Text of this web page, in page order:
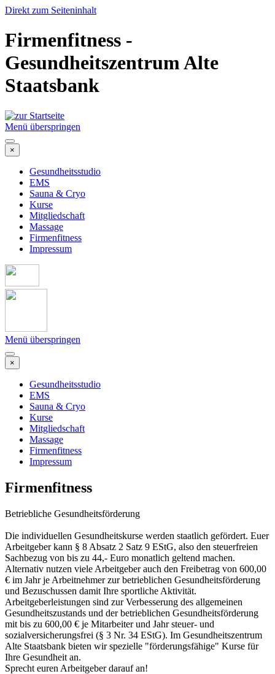
Direkt zum Seiteninhalt
Firmenfitness -
Gesundheitszentrum Alte
Staatsbank
Menü überspringen
×
Gesundheitsstudio
EMS
Sauna & Cryo
Kurse
Mitgliedschaft
Massage
Firmenfitness
Impressum
Menü überspringen
×
Gesundheitsstudio
EMS
Sauna & Cryo
Kurse
Mitgliedschaft
Massage
Firmenfitness
Impressum
Firmenfitness
Betriebliche Gesundheitsförderung
Die individuellen Gesundheitskurse werden staatlich gefördert. Euer
Arbeitgeber kann § 8 Absatz 2 Satz 9 EStG, also den steuerfreien
Sachbezug von bis zu 44,- Euro monatlich geltend machen.
Alternativ nutzen viele Arbeitgeber auch den Freibetrag von 600,00
€ im Jahr je Arbeitnehmer zur betrieblichen Gesundheitsförderung
und Bezuschussen damit Ihre sportliche Aktivität.
Arbeitgeberleistungen sind zur Verbesserung des allgemeinen
Gesundheitszustands und der betrieblichen Gesundheitsförderung
mit bis zu 600,00 € je Mitarbeiter und Jahr steuer- und
sozialversicherungsfrei (§ 3 Nr. 34 EStG). Im Gesundheitszentrum
Alte Staatsbank bieten wir spezielle "förderungsfähige" Kurse für
Ihre Gesundheit an.
Sprecht euren Arbeitgeber darauf an!